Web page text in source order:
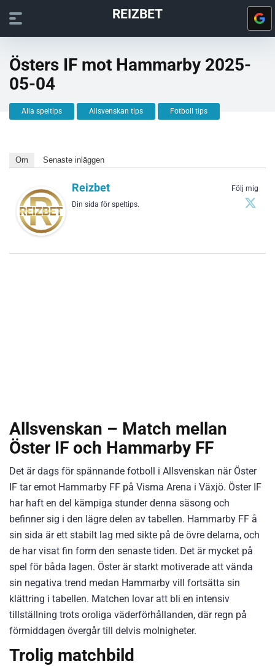
REIZBET
Östers IF mot Hammarby 2025-
05-04
Alla speltips Allsvenskan tips Fotboll tips
Om Senaste inläggen
Följ mig
Reizbet
Din sida för speltips.
Allsvenskan – Match mellan
Öster IF och Hammarby FF
Det är dags för spännande fotboll i Allsvenskan när Öster
IF tar emot Hammarby FF på Visma Arena i Växjö. Öster IF
har haft en del kämpiga stunder denna säsong och
befinner sig i den lägre delen av tabellen. Hammarby FF å
sin sida är ett stabilt lag med sikte på de övre delarna, och
de har visat fin form den senaste tiden. Det är mycket på
spel för båda lagen. Öster är starkt motiverade att vända
sin negativa trend medan Hammarby vill fortsätta sin
klättring i tabellen. Matchen lovar att bli en intensiv
tillställning trots oroliga väderförhållanden, där regn på
förmiddagen övergår till delvis molnigheter.
Trolig matchbild